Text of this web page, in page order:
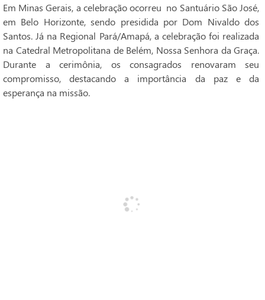
Em Minas Gerais, a celebração ocorreu no Santuário São José,
em Belo Horizonte, sendo presidida por Dom Nivaldo dos
Santos. Já na Regional Pará/Amapá, a celebração foi realizada
na Catedral Metropolitana de Belém, Nossa Senhora da Graça.
Durante a cerimônia, os consagrados renovaram seu
compromisso, destacando a importância da paz e da
esperança na missão.